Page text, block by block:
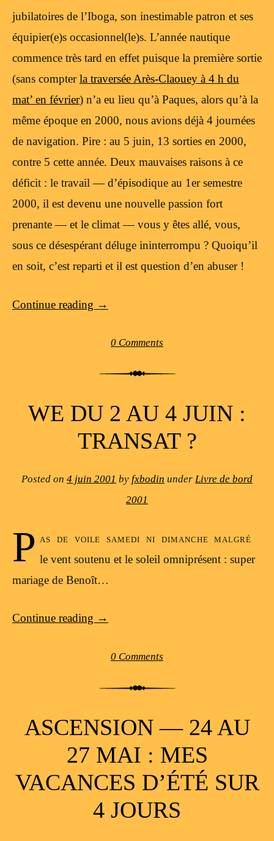
jubilatoires de l’Iboga, son inestimable patron et ses
équipier(e)s occasionnel(le)s. L’année nautique
commence très tard en effet puisque la première sortie
(sans compterla traversée Arès-Claouey à 4 h du
mat’ en février) n’a eu lieu qu’à Paques, alors qu’à la
même époque en 2000, nous avions déjà 4 journées
de navigation. Pire : au 5 juin, 13 sorties en 2000,
contre 5 cette année. Deux mauvaises raisons à ce
déficit : le travail — d’épisodique au 1er semestre
2000, il est devenu une nouvelle passion fort
prenante — et le climat — vous y êtes allé, vous,
sous ce désespérant déluge ininterrompu ? Quoiqu’il
en soit, c’est reparti et il est question d’en abuser !
Continue reading →
0 Comments
WE DU 2 AU 4 JUIN :
TRANSAT ?
Posted on 4 juin 2001 by fxbodin under Livre de bord
2001
P as de voile samedi ni dimanche malgré
le vent soutenu et le soleil omniprésent : super
mariage de Benoît…
Continue reading →
0 Comments
ASCENSION — 24 AU
27 MAI : MES
VACANCES D’ÉTÉ SUR
4 JOURS